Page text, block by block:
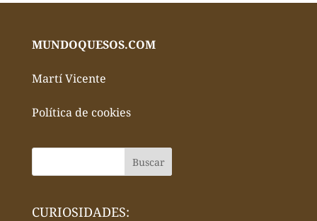
MUNDOQUESOS.COM
Martí Vicente
Política de cookies
CURIOSIDADES: